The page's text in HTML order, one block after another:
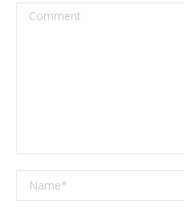
Comment
Name *